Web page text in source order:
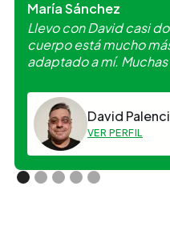
María Sánchez
Llevo con David casi
cuerpo está mucho
adaptado a mí.
David
VER PERFIL